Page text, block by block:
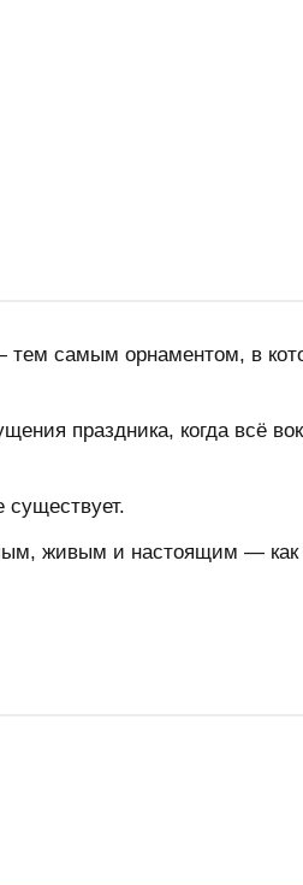
тем самым орнаментом, в
праздника, когда всё
существует.
живым и настоящим — как